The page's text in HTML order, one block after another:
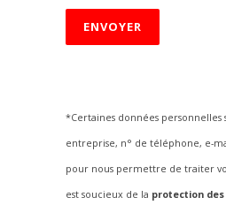
*Certaines données personnelles
entreprise, n° de téléphone, e-
pour nous permettre de traiter
est soucieux de la protection des